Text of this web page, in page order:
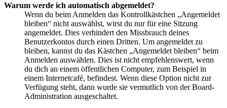
Warum werde ich automatisch abgemeldet?
Wenn du beim Anmelden das Kontrollkästchen „Angemeldet
bleiben“ nicht auswählst, wirst du nur für eine Sitzung
angemeldet. Dies verhindert den Missbrauch deines
Benutzerkontos durch einen Dritten. Um angemeldet zu
bleiben, kannst du das Kästchen „Angemeldet bleiben“ beim
Anmelden auswählen. Dies ist nicht empfehlenswert, wenn
du dich an einem öffentlichen Computer, zum Beispiel in
einem Internetcafé, befindest. Wenn diese Option nicht zur
Verfügung steht, dann wurde sie vermutlich von der Board-
Administration ausgeschaltet.